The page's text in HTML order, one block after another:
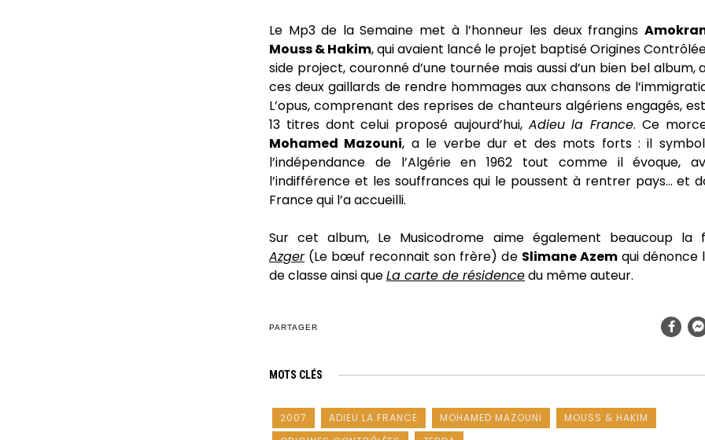
Le Mp3 de la Semaine met à l’honneur les deux frangins
Mouss & Hakim, qui avaient lancé le projet baptisé Origines
side project, couronné d’une tournée mais aussi d’un bien bel album,
ces deux gaillards de rendre hommages aux chansons de
L’opus, comprenant des reprises de chanteurs algériens engagés,
13 titres dont celui proposé aujourd’hui, Adieu la France. Ce
Mohamed Mazouni, a le verbe dur et des mots forts : il
l’indépendance de l’Algérie en 1962 tout comme il évoque,
l’indifférence et les souffrances qui le poussent à rentrer pays… et
France qui l’a accueilli.
Sur cet album, Le Musicodrome aime également beaucoup la
Azger(Le bœuf reconnait son frère) de Slimane Azemqui dénonce
de classe ainsi queLa carte de résidencedu même auteur.
PARTAGER
MOTS CLÉS
2007 ADIEU LA FRANCE MOHAMED MAZOUNI
MOUSS & HAKIM